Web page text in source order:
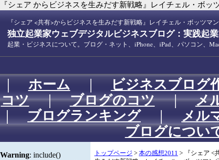
『シェア からビジネスを生みだす新戦略』レイチェル・ボッ
『シェア <共有>からビジネスを生みだす新戦略』レイチェル・ボッツマ
独立起業家ウェブデジタルビジネスブログ：実践起
起業・ビジネスについて。ブログ・ネット、iPhone、iPad、パソコン、
ホーム
ビジネスブログ
コツ｜ブログのコツ｜メ
ブログランキング｜ メル
ブログについ
トップページ > 本の感想2011 > 『シェア <
Warning: include()